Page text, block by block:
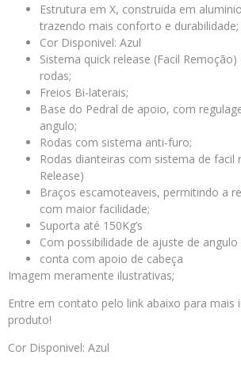
Estrutura em X, construida em
trazendo mais conforto e durabilidade;
Cor Disponivel: Azul
Sistema quick release (Facil
rodas;
Freios Bi-laterais;
Base do Pedral de apoio, com
angulo;
Rodas com sistema anti-furo;
Rodas dianteiras com sistema de facil
Release)
Braços escamoteaveis, permitindo a
com maior facilidade;
Suporta até 150Kg’s
Com possibilidade de ajuste de
conta com apoio de cabeça
Imagem meramente ilustrativas;
Entre em contato pelo link abaixo para
produto!
Cor Disponivel: Azul